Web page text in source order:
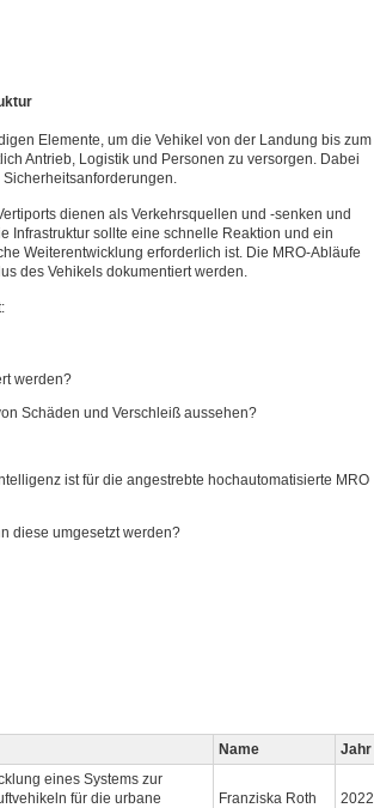
Elemente, um die Vehikel von der Landung bis zum
Antrieb, Logistik und Personen zu versorgen. Dabei
dienen als Verkehrsquellen und -senken und
Infrastruktur sollte eine schnelle Reaktion und ein
Weiterentwicklung erforderlich ist. Die MRO-Abläufe
des Vehikels dokumentiert werden.
werden?
Schäden und Verschleiß aussehen?
ist für die angestrebte hochautomatisierte MRO
diese umgesetzt werden?
Name Jahr
eines Systems zur
für die urbane
Franziska Roth 2022